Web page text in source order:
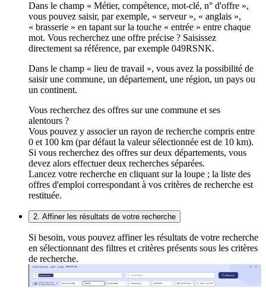
Dans le champ « Métier, compétence, mot-clé, n° d'offre »,
vous pouvez saisir, par exemple, « serveur », « anglais »,
« brasserie » en tapant sur la touche « entrée » entre chaque
mot. Vous recherchez une offre précise ? Saisissez
directement sa référence, par exemple 049RSNK.
Dans le champ « lieu de travail », vous avez la possibilité de
saisir une commune, un département, une région, un pays ou
un continent.
Vous recherchez des offres sur une commune et ses
alentours ?
Vous pouvez y associer un rayon de recherche compris entre
0 et 100 km (par défaut la valeur sélectionnée est de 10 km).
Si vous recherchez des offres sur deux départements, vous
devez alors effectuer deux recherches séparées.
Lancez votre recherche en cliquant sur la loupe ; la liste des
offres d'emploi correspondant à vos critères de recherche est
restituée.
2. Affiner les résultats de votre recherche
Si besoin, vous pouvez affiner les résultats de votre recherche
en sélectionnant des filtres et critères présents sous les critères
de recherche.